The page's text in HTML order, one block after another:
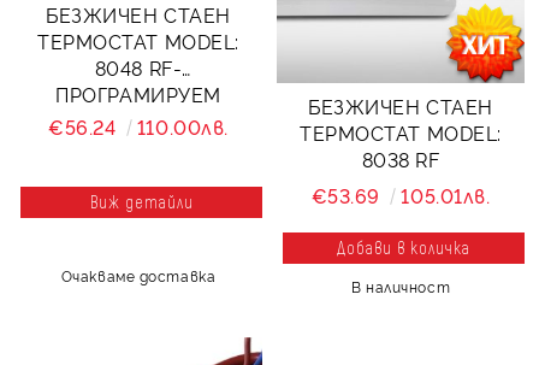
БЕЗЖИЧЕН СТАЕН
ТЕРМОСТАТ MODEL:
8048 RF-
ПРОГРАМИРУЕМ
€56.24
110.00лв.
Виж детайли
Очакваме доставка
БЕЗЖИЧЕН СТАЕН
ТЕРМОСТАТ MODEL:
8038 RF
€53.69
105.01лв.
В наличност